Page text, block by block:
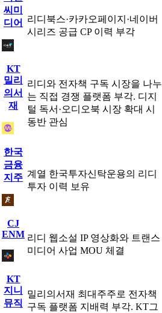
씨미
디어
리디북스·카카오페이지·네이버
시리즈 공급 CP 이력 부각
KT
밀리
의서
재
리디와 전자책 구독 시장을 나누
는 직접 경쟁 플랫폼 부각. 디지
털 독서·오디오북 시장 확대 시
동반 관심
한국
금융
지주 계열 한국투자신탁운용의 리디
투자 이력 보유
CJ
ENM 리디 웹소설 IP 영상화와 트랜스
미디어 사업 MOU 체결
KT
지니
뮤직
밀리의서재 최대주주로 전자책
구독 플랫폼 지배력 부각. KT그